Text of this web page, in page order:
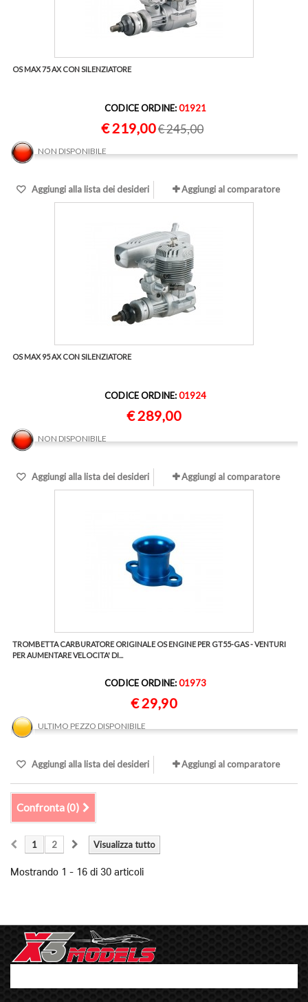
OS MAX 75 AX CON SILENZIATORE
CODICE ORDINE:01921
€ 219,00€ 245,00
NON DISPONIBILE
Aggiungi alla lista dei desideri Aggiungi al comparatore
OS MAX 95 AX CON SILENZIATORE
CODICE ORDINE:01924
€ 289,00
NON DISPONIBILE
Aggiungi alla lista dei desideri Aggiungi al comparatore
TROMBETTA CARBURATORE ORIGINALE OS ENGINE PER GT55-GAS - VENTURI
PER AUMENTARE VELOCITA' DI...
CODICE ORDINE:01973
€ 29,90
ULTIMO PEZZO DISPONIBILE
Aggiungi alla lista dei desideri Aggiungi al comparatore
Confronta (0)
Visualizza tutto
1 2
Mostrando 1 - 16 di 30 articoli